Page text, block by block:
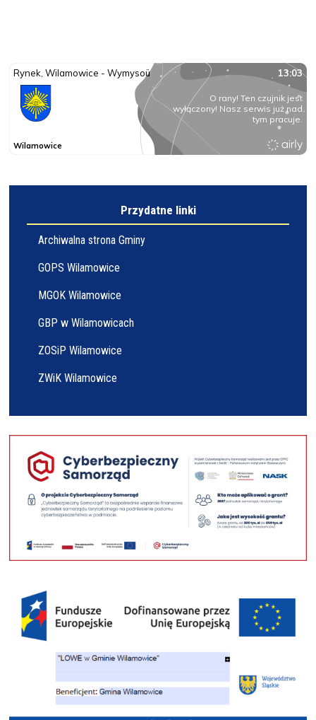
Przydatne linki
Archiwalna strona Gminy
GOPS Wilamowice
MGOK Wilamowice
GBP w Wilamowicach
ZOSiP Wilamowice
ZWiK Wilamowice